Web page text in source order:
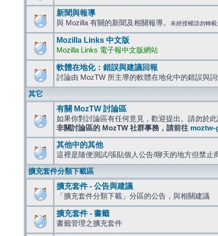
新聞與報導
與 Mozilla 有關的新聞及相關報導。 未經授權請勿轉
Mozilla Links 中文版
Mozilla Links 電子報中文版網站
軟體在地化：錯誤與建議回報
討論由 MozTW 所主導的軟體在地化中的錯誤與
其它
有關 MozTW 討論區
如果你對討論區有任何意見，歡迎提出。請勿於
非關討論區的 MozTW 社群事務，請前往 moztw-
其他中的其他
這裡是隨便測試/張貼個人公告/聊天的地方但禁止
擴充套件分類下載區
擴充套件 - 公告與建議
「擴充套件分類下載」分區的公告，與相關建議
擴充套件 - 書籤
書籤管理之擴充套件